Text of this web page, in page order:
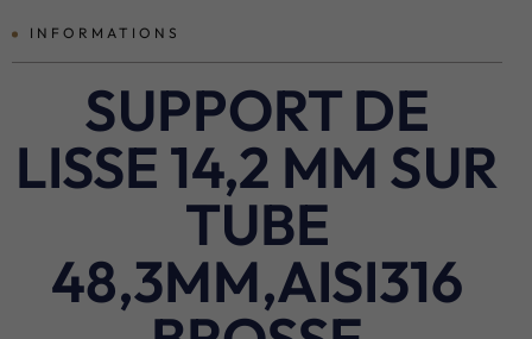
INFORMATIONS
SUPPORT DE
LISSE 14,2 MM SUR
TUBE
48,3MM,AISI316